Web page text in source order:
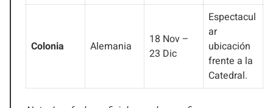
Colonia Alemania
18 Nov –
23 Dic
Espectacul
ar
ubicación
frente a la
Catedral.